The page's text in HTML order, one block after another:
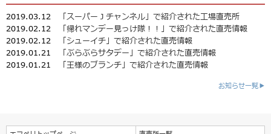
2019.03.12
「スーパーＪチャンネル」で紹介された工場直売所
2019.02.12
「帰れマンデー見っけ隊！！」で紹介された直売情報
2019.02.12
「シューイチ」で紹介された直売情報
2019.01.21
「ぶらぶらサタデー」で紹介された直売情報
2019.01.21
「王様のブランチ」で紹介された直売情報
お知らせ一覧▶